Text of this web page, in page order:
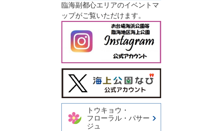
臨海副都心エリアのイベントマ
ップがご覧いただけます。
今日の東京港埠頭㈱【公式
X】
トウキョウ・
フローラル・パサー
ジュ